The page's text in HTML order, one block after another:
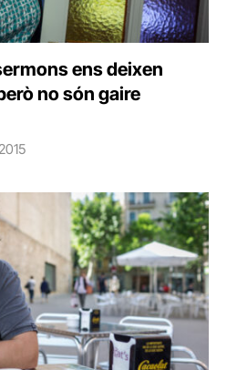
ens deixen
no són gaire